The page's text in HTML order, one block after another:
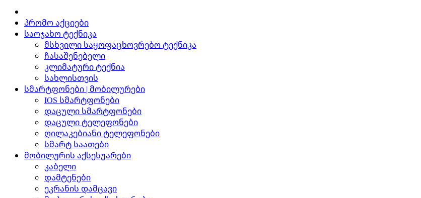
პრომო აქციები
საოჯახო ტექნიკა
მსხვილი საყოფაცხოვრებო ტექნიკა
ჩასაშენებელი
კლიმატური ტექნია
სახლისთვის
სმარტფონები | მობილურები
IOS სმარტფონები
დაცული სმარტფონები
დაცული ტელეფონები
ღილაკებიანი ტელეფონები
სმარტ საათები
მობილურის აქსესუარები
კაბელი
დამტენები
ეკრანის დამცავი